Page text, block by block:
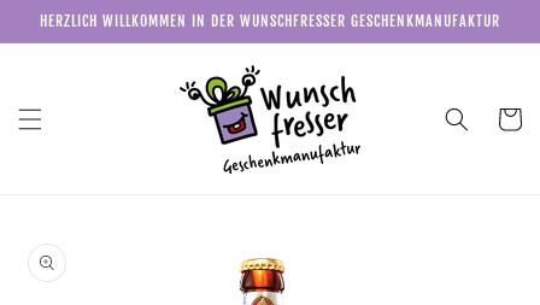
zum
Inhalt
HERZLICH WILLKOMMEN IN DER WUNSCHFRESSER GESCHENKMANUFAKTUR